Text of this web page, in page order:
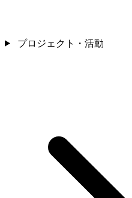
プロジェクト・活動